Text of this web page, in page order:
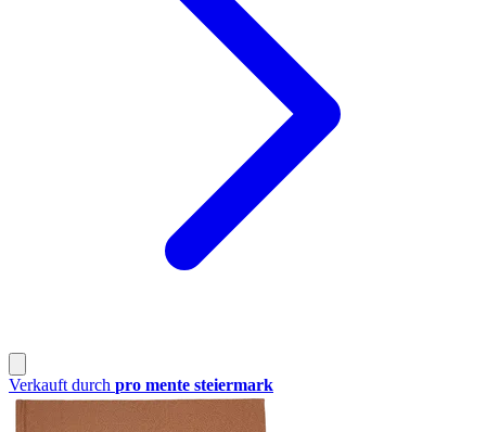
Verkauft durch pro mente steiermark